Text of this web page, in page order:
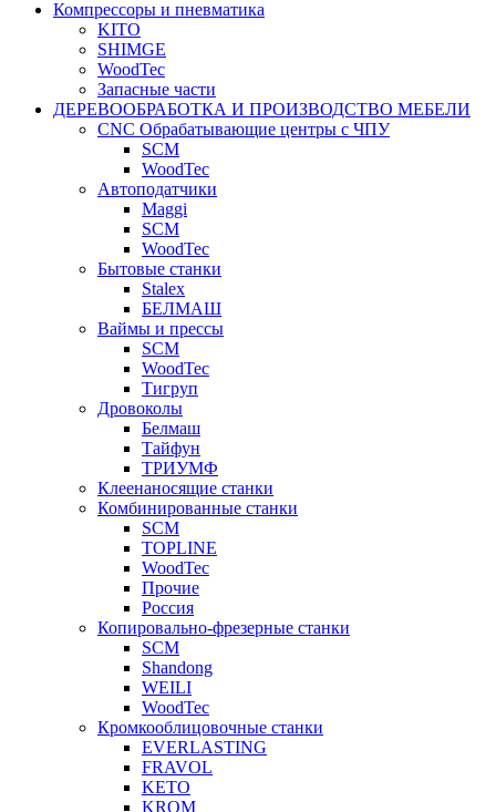
Компрессоры и пневматика
KITO
SHIMGE
WoodTec
Запасные части
ДЕРЕВООБРАБОТКА И ПРОИЗВОДСТВО МЕБЕЛИ
CNC Обрабатывающие центры с ЧПУ
SCM
WoodTec
Автоподатчики
Maggi
SCM
WoodTec
Бытовые станки
Stalex
БЕЛМАШ
Ваймы и прессы
SCM
WoodTec
Тигруп
Дровоколы
Белмаш
Тайфун
ТРИУМФ
Клеенаносящие станки
Комбинированные станки
SCM
TOPLINE
WoodTec
Прочие
Россия
Копировально-фрезерные станки
SCM
Shandong
WEILI
WoodTec
Кромкооблицовочные станки
EVERLASTING
FRAVOL
KETO
KROM